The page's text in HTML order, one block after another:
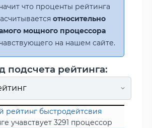
что проценты рейтинга
относительно
мощного процессора
на нашем сайте.
подсчета рейтинга:
рейтинг быстродейтсвия
учавствует 3291 процессор